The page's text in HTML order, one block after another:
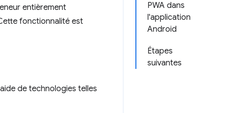
PWA dans
l'application
Android
Étapes
suivantes
entièrement
fonctionnalité est
de technologies telles